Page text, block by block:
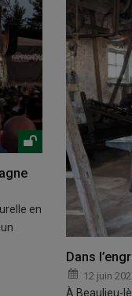
en
Dans
12 juin
À Beaulieu-